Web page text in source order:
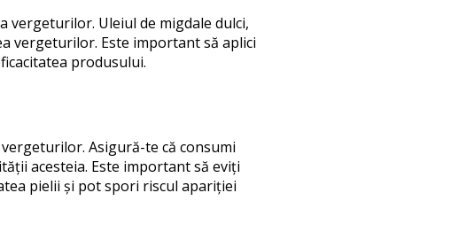
vergeturilor. Uleiul de migdale dulci,
vergeturilor. Este important să aplici
produsului.
Asigură-te că consumi
acesteia. Este important să eviți
pielii și pot spori riscul apariției